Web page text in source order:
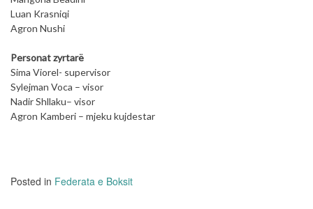
Luan Krasniqi
Agron Nushi
Personat zyrtarë
Sima Viorel- supervisor
Sylejman Voca – visor
Nadir Shllaku– visor
Agron Kamberi – mjeku kujdestar
Posted in Federata e Boksit